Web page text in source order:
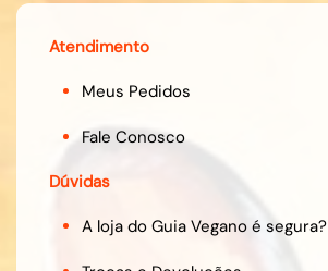
Atendimento
Meus Pedidos
Fale Conosco
Dúvidas
A loja do Guia Vegano é segura?